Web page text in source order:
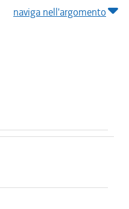
naviga nell'argomento